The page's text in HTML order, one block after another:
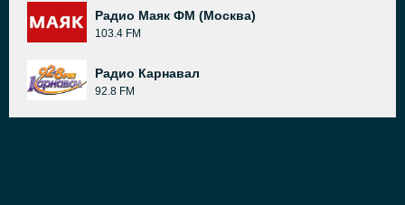
Радио Маяк ФМ (Москва)
103.4 FM
Радио Карнавал
92.8 FM